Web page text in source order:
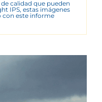
calidad que pueden
IPS, estas imágenes
con este informe